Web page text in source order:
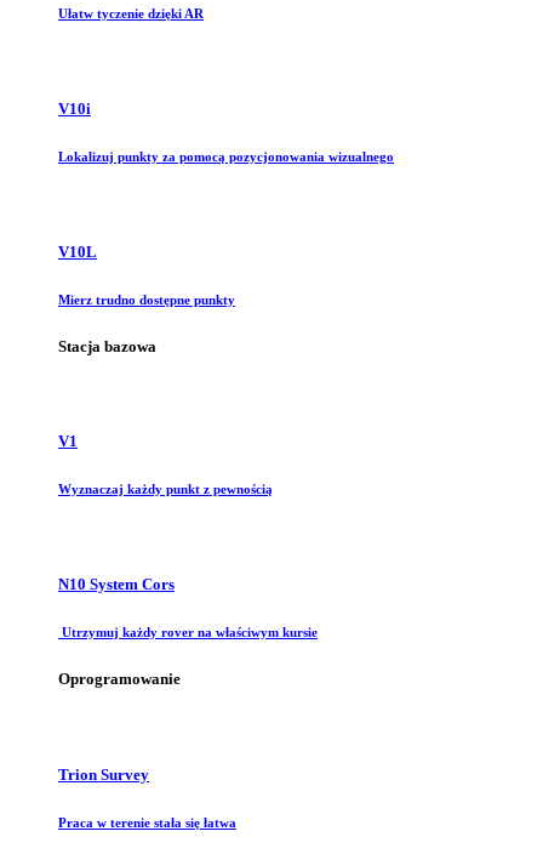
Ułatw tyczenie dzięki AR
V10i
Lokalizuj punkty za pomocą pozycjonowania wizualnego
V10L
Mierz trudno dostępne punkty
Stacja bazowa
V1
Wyznaczaj każdy punkt z pewnością
N10 System Cors
Utrzymuj każdy rover na właściwym kursie
Oprogramowanie
Trion Survey
Praca w terenie stała się łatwa